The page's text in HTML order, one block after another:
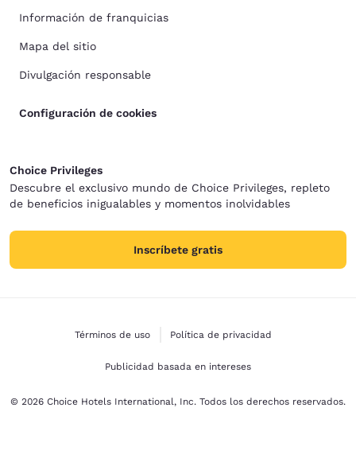
Información de franquicias
Mapa del sitio
Divulgación responsable
Configuración de cookies
Choice Privileges
Descubre el exclusivo mundo de Choice Privileges, repleto
de beneficios inigualables y momentos inolvidables
Inscríbete gratis
Términos de uso Política de privacidad
Publicidad basada en intereses
© 2026 Choice Hotels International, Inc. Todos los derechos reservados.